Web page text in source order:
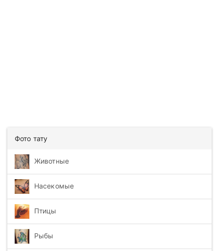
Фото тату
Животные
Насекомые
Птицы
Рыбы